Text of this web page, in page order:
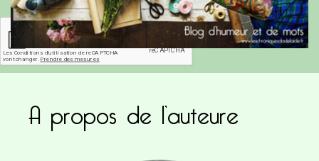
Ce site utilise Akismet pour réduire les
commentaires sont traitées
A propos de l’auteure